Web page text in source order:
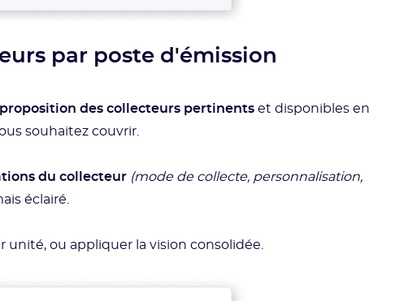
par poste d'émission
des collecteurs pertinents et disponibles en
souhaitez couvrir.
du collecteur (mode de collecte, personnalisation,
éclairé.
ou appliquer la vision consolidée.